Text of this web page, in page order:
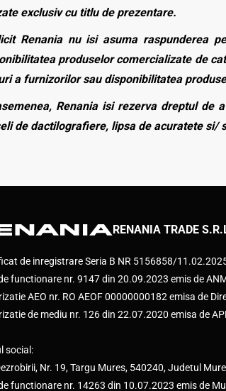
exclusiv cu titlu de prezentare.
Renania nu isi asuma raspunderea
produselor comercializate de
a furnizorilor sau disponibilitatea
Renania isi rezerva dreptul
de dactilografiere, lipsa de acuratete
RENANIA TRADE
de inregistrare Seria B NR 5156858/
functionare nr. 9147 din 20.09.2023 emis de
AEO nr. RO AEOF 00000000182 emisa de
de mediu nr. 126 din 22.07.2020 emisa de
social:
Nr. 19, Targu Mures, 540240, Judetul
functionare nr. 14263 din 10.07.2023 emis de